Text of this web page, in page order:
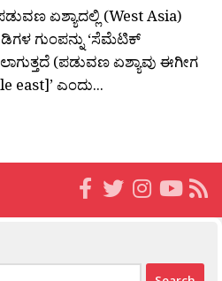
ಏಶ್ಯಾದಲ್ಲಿ (West Asia)
ಗುಂಪನ್ನು ‘ಸೆಮೆಟಿಕ್
(ಪಡುವಣ ಏಶ್ಯಾವು ಈಗೀಗ
east]’ ಎಂದು...